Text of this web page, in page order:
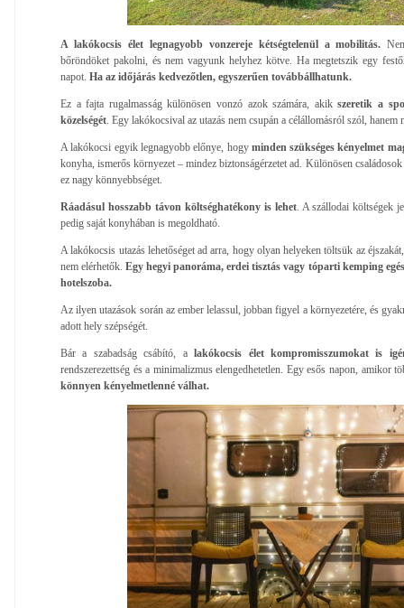
A lakókocsis élet legnagyobb vonzereje kétségtelenül a mobilitás.
bőröndöket pakolni, és nem vagyunk helyhez kötve. Ha megtetszik egy
napot. Ha az időjárás kedvezőtlen, egyszerűen továbbállhatunk.
Ez a fajta rugalmasság különösen vonzó azok számára, akikszeretik a
közelségét . Egy lakókocsival az utazás nem csupán a célállomásról szól, hanem
A lakókocsi egyik legnagyobb előnye, hogy minden szükséges kényelmet
konyha, ismerős környezet – mindez biztonságérzetet ad. Különösen
ez nagy könnyebbséget.
Ráadásul hosszabb távon költséghatékony is lehet. A szállodai költségek
pedig saját konyhában is megoldható.
A lakókocsis utazás lehetőséget ad arra, hogy olyan helyeken töltsük az
nem elérhetők.Egy hegyi panoráma, erdei tisztás vagy tóparti kemping
hotelszoba.
Az ilyen utazások során az ember lelassul, jobban figyel a környezetére, és
adott hely szépségét.
Bár a szabadság csábító, alakókocsis élet kompromisszumokat is
rendszerezettség és a minimalizmus elengedhetetlen. Egy esős napon, amikor
könnyen kényelmetlenné válhat.